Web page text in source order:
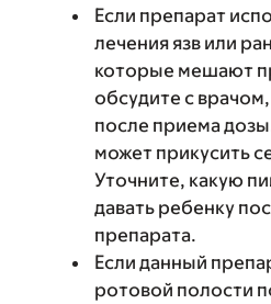
Если препарат
лечения язв или
которые мешают
обсудите с
после приема
может прикусить
Уточните, какую
давать ребенку
препарата.
Если данный
ротовой полости